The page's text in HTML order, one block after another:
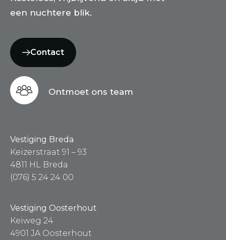
een nuchtere blik.
Contact
Ontmoet ons team
Vestiging Breda
Keizerstraat 91 – 93
4811 HL Breda
(076) 5 24 24 00
Vestiging Oosterhout
Keiweg 24
4901 JA Oosterhout